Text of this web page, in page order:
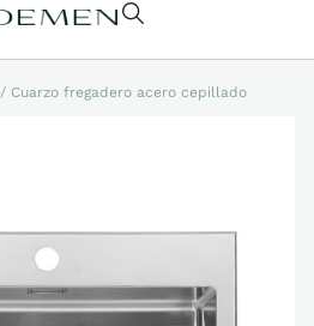
/ Cuarzo fregadero acero cepillado